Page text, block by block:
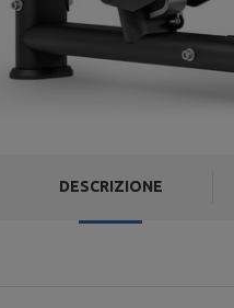
DESCRIZIONE